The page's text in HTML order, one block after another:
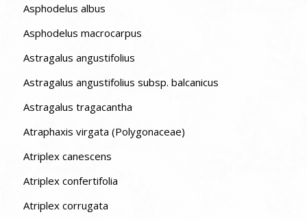
Asphodelus albus
Asphodelus macrocarpus
Astragalus angustifolius
Astragalus angustifolius subsp. balcanicus
Astragalus tragacantha
Atraphaxis virgata (Polygonaceae)
Atriplex canescens
Atriplex confertifolia
Atriplex corrugata